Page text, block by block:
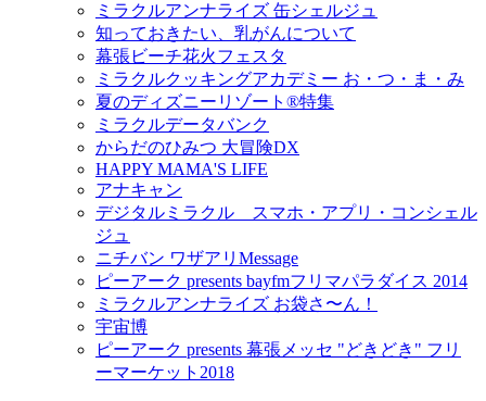
ミラクルアンナライズ 缶シェルジュ
知っておきたい、乳がんについて
幕張ビーチ花火フェスタ
ミラクルクッキングアカデミー お・つ・ま・み
夏のディズニーリゾート®特集
ミラクルデータバンク
からだのひみつ 大冒険DX
HAPPY MAMA'S LIFE
アナキャン
デジタルミラクル スマホ・アプリ・コンシェル
ジュ
ニチバン ワザアリMessage
ピーアーク presents bayfmフリマパラダイス 2014
ミラクルアンナライズ お袋さ〜ん！
宇宙博
ピーアーク presents 幕張メッセ "どきどき" フリ
ーマーケット2018